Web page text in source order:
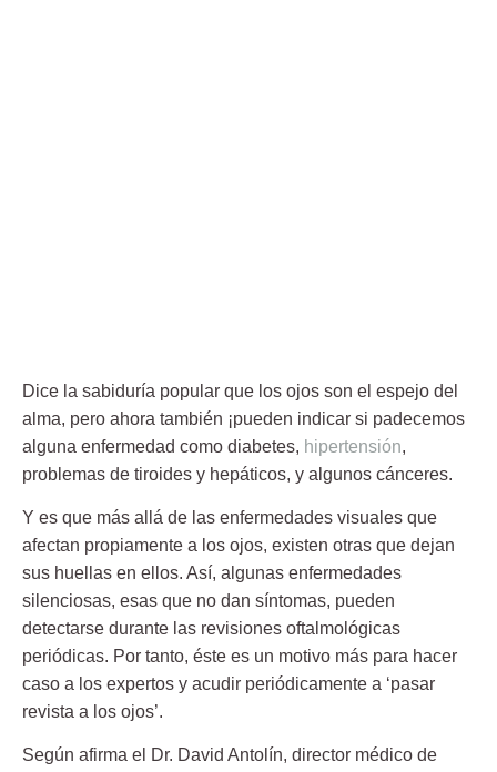
Dice la sabiduría popular que los ojos son el espejo del
alma, pero ahora también ¡pueden indicar si padecemos
alguna enfermedad como diabetes, hipertensión,
problemas de tiroides y hepáticos, y algunos cánceres.
Y es que más allá de las enfermedades visuales que
afectan propiamente a los ojos, existen otras que dejan
sus huellas en ellos. Así, algunas enfermedades
silenciosas, esas que no dan síntomas, pueden
detectarse durante las revisiones oftalmológicas
periódicas. Por tanto, éste es un motivo más para hacer
caso a los expertos y acudir periódicamente a ‘pasar
revista a los ojos’.
Según afirma el Dr. David Antolín, director médico de